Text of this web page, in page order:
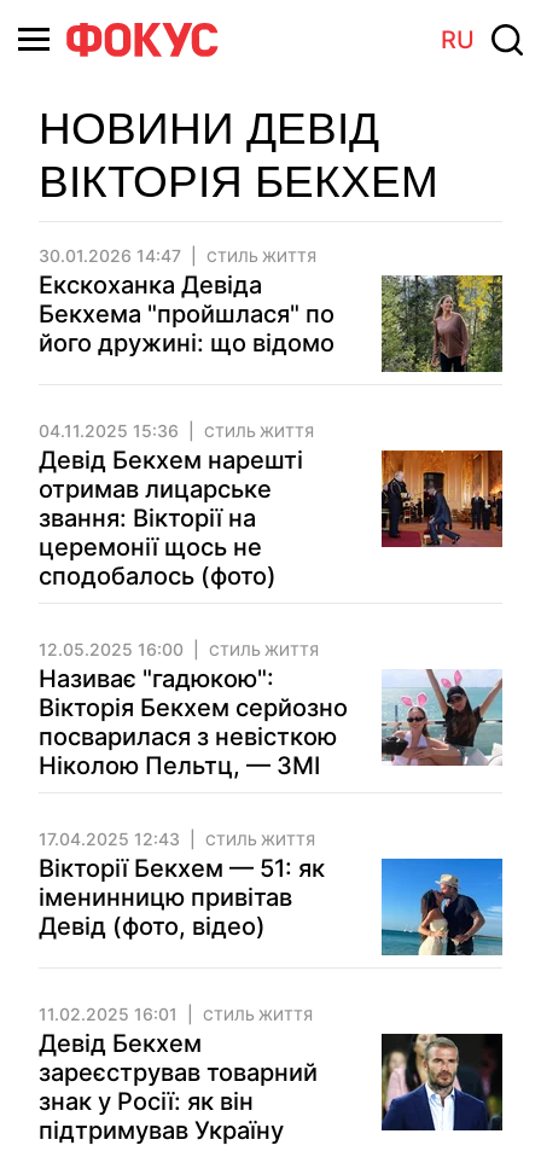
RU
НОВИНИ ДЕВІД
ВІКТОРІЯ БЕКХЕМ
30.01.2026 14:47 СТИЛЬ ЖИТТЯ
Екскоханка Девіда
Бекхема "пройшлася" по
його дружині: що відомо
04.11.2025 15:36 СТИЛЬ ЖИТТЯ
Девід Бекхем нарешті
отримав лицарське
звання: Вікторії на
церемонії щось не
сподобалось (фото)
12.05.2025 16:00 СТИЛЬ ЖИТТЯ
Називає "гадюкою":
Вікторія Бекхем серйозно
посварилася з невісткою
Ніколою Пельтц, — ЗМІ
17.04.2025 12:43 СТИЛЬ ЖИТТЯ
Вікторії Бекхем — 51: як
іменинницю привітав
Девід (фото, відео)
11.02.2025 16:01 СТИЛЬ ЖИТТЯ
Девід Бекхем
зареєстрував товарний
знак у Росії: як він
підтримував Україну